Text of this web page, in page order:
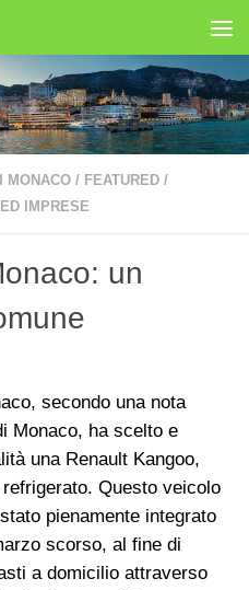
MONACO / FEATURED /
IMPRESE
un
secondo una nota
Monaco, ha scelto e
una Renault Kangoo,
Questo veicolo
pienamente integrato
scorso, al fine di
a domicilio attraverso